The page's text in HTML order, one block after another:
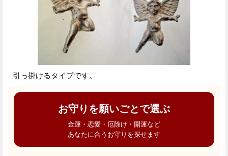
引っ掛けるタイプです。
お守りを願いごとで選ぶ
金運・恋愛・厄除け・開運など
あなたに合うお守りを探せます